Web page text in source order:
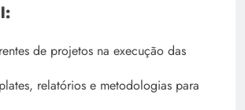
de projetos na execução das
relatórios e metodologias para